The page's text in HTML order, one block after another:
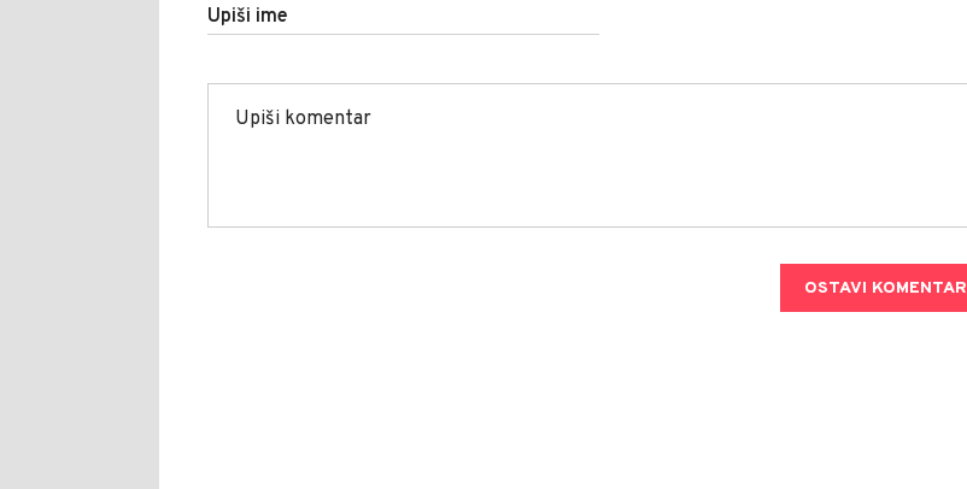
Upiši ime
OSTAVI KOMENTAR